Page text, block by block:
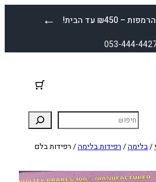
← ₪450 עד הבית!
053-444-
/בלימה/ רפידות בלימה/ רפידות בלם